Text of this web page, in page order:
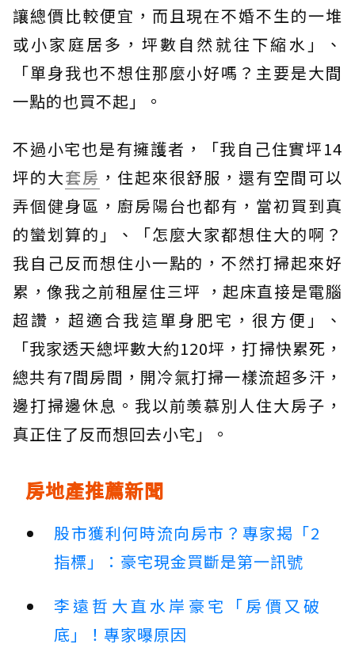
讓總價比較便宜，而且現在不婚不生的一堆
或小家庭居多，坪數自然就往下縮水」、
「單身我也不想住那麼小好嗎？主要是大間
一點的也買不起」。
不過小宅也是有擁護者，「我自己住實坪14
坪的大套房 ，住起來很舒服，還有空間可以
弄個健身區，廚房陽台也都有，當初買到真
的蠻划算的」、「怎麼大家都想住大的啊？
我自己反而想住小一點的，不然打掃起來好
累，像我之前租屋住三坪 ，起床直接是電腦
超讚，超適合我這單身肥宅，很方便」、
「我家透天總坪數大約120坪，打掃快累死，
總共有7間房間，開冷氣打掃一樣流超多汗，
邊打掃邊休息。我以前羡慕別人住大房子，
真正住了反而想回去小宅」。
房地產推薦新聞
股市獲利何時流向房市？專家揭「2
指標」：豪宅現金買斷是第一訊號
李遠哲大直水岸豪宅「房價又破
底」！專家曝原因